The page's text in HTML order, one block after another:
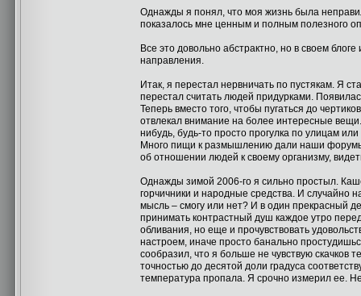
Однажды я понял, что моя жизнь была
показалось мне ценным и полным полезного
Все это довольно абстрактно, но в своем
направления.
Итак, я перестал нервничать по пустякам. Я
перестал считать людей придурками.
Теперь вместо того, чтобы пугаться до
отвлекал внимание на более интересные
нибудь, будь-то просто прогулка по улицам
Много пищи к размышлению дали наши
об отношении людей к своему организму,
Однажды зимой 2006-го я сильно простыл.
горчичники и народные средства. И случайно
мысль – смогу или нет? И в один прекрасный
принимать контрастный душ каждое утро
обливания, но еще и прочувствовать
настроем, иначе просто банально
сообразил, что я больше не чувствую скачков
точностью до десятой доли градуса
температура пропала. Я срочно измерил ее.